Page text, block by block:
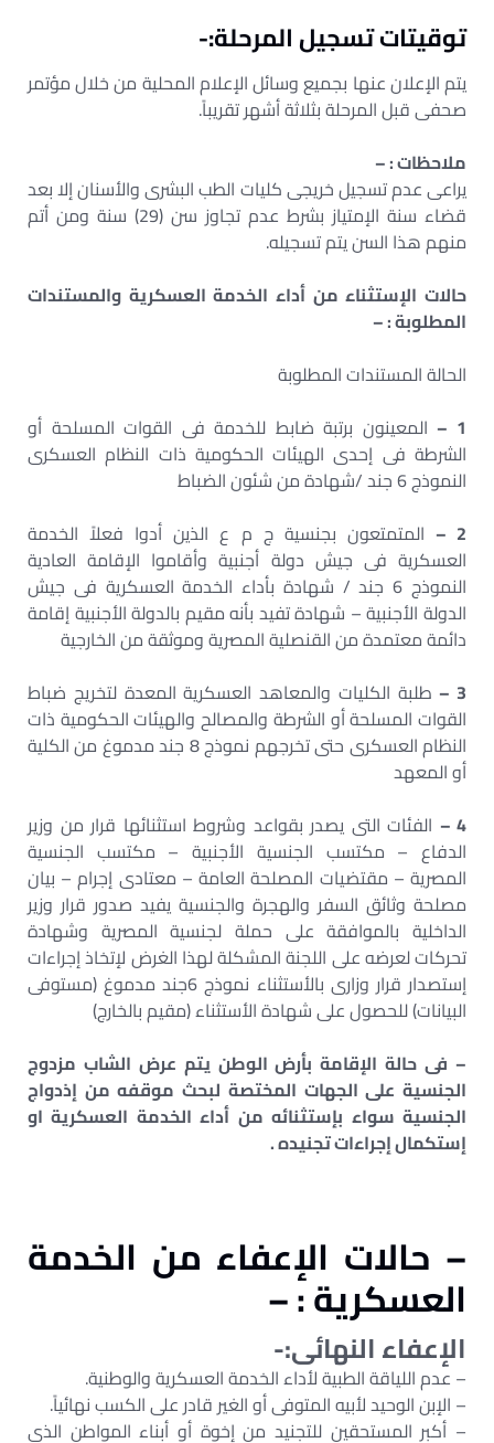
‌توقيتات تسجيل المرحلة:-
يتم الإعلان عنها بجميع وسائل الإعلام المحلية من خلال مؤتمر
صحفى قبل المرحلة بثلاثة أشهر تقريباً.
‌ملاحظات : –
يراعى عدم تسجيل خريجى كليات الطب البشرى والأسنان إلا بعد
قضاء سنة الإمتياز بشرط عدم تجاوز سن (29) سنة ومن أتم
منهم هذا السن يتم تسجيله.
حالات الإستثناء من أداء الخدمة العسكرية والمستندات
المطلوبة : –
الحالة المستندات المطلوبة
1 –
المعينون برتبة ضابط للخدمة فى القوات المسلحة أو
الشرطة فى إحدى الهيئات الحكومية ذات النظام العسكرى
النموذج 6 جند /شهادة من شئون الضباط
2 –
المتمتعون بجنسية ج م ع الذين أدوا فعلاً الخدمة
العسكرية فى جيش دولة أجنبية وأقاموا الإقامة العادية
النموذج 6 جند / شهادة بأداء الخدمة العسكرية فى جيش
الدولة الأجنبية – شهادة تفيد بأنه مقيم بالدولة الأجنبية إقامة
دائمة معتمدة من القنصلية المصرية وموثقة من الخارجية
3 – طلبة الكليات والمعاهد العسكرية المعدة لتخريج ضباط
القوات المسلحة أو الشرطة والمصالح والهيئات الحكومية ذات
النظام العسكرى حتى تخرجهم نموذج 8 جند مدموغ من الكلية
أو المعهد
4 –
الفئات التى يصدر بقواعد وشروط استثنائها قرار من وزير
الدفاع – مكتسب الجنسية الأجنبية – مكتسب الجنسية
المصرية – مقتضيات المصلحة العامة – معتادى إجرام – بيان
مصلحة وثائق السفر والهجرة والجنسية يفيد صدور قرار وزير
الداخلية بالموافقة على حملة لجنسية المصرية وشهادة
تحركات لعرضه على اللجنة المشكلة لهذا الغرض لإتخاذ إجراءات
إستصدار قرار وزارى بالأستثناء نموذج 6جند مدموغ (مستوفى
البيانات) للحصول على شهادة الأستثناء (مقيم بالخارج)
– فى حالة الإقامة بأرض الوطن يتم عرض الشاب مزدوج
الجنسية على الجهات المختصة لبحث موقفه من إذدواج
الجنسية سواء بإستثنائه من أداء الخدمة العسكرية او
إستكمال إجراءات تجنيده .
– حالات الإعفاء من الخدمة
العسكرية : –
الإعفاء النهائى:-
– عدم اللياقة الطبية لأداء الخدمة العسكرية والوطنية.
– الإبن الوحيد لأبيه المتوفى أو الغير قادر على الكسب نهائياً.
– أكبر المستحقين للتجنيد من إخوة أو أبناء المواطن الذى